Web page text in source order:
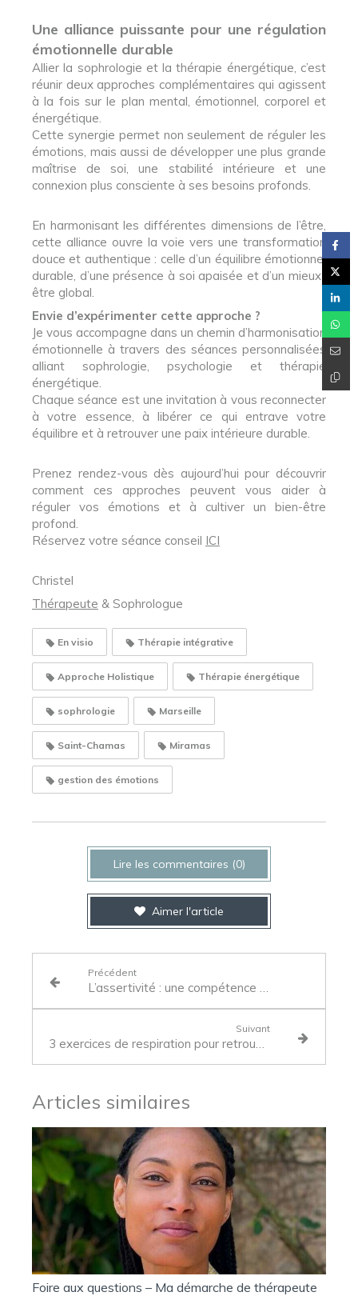
Une alliance puissante pour une régulation
émotionnelle durable
Allier la sophrologie et la thérapie énergétique, c’est
réunir deux approches complémentaires qui agissent
à la fois sur le plan mental, émotionnel, corporel et
énergétique.
Cette synergie permet non seulement de réguler les
émotions, mais aussi de développer une plus grande
maîtrise de soi, une stabilité intérieure et une
connexion plus consciente à ses besoins profonds.
En harmonisant les différentes dimensions de l’être,
cette alliance ouvre la voie vers une transformation
douce et authentique : celle d’un équilibre émotionnel
durable, d’une présence à soi apaisée et d’un mieux-
être global.
Envie d’expérimenter cette approche ?
Je vous accompagne dans un chemin d’harmonisation
émotionnelle à travers des séances personnalisées
alliant sophrologie, psychologie et thérapie
énergétique.
Chaque séance est une invitation à vous reconnecter
à votre essence, à libérer ce qui entrave votre
équilibre et à retrouver une paix intérieure durable.
Prenez rendez-vous dès aujourd’hui pour découvrir
comment ces approches peuvent vous aider à
réguler vos émotions et à cultiver un bien-être
profond.
Réservez votre séance conseil ICI
Christel
Thérapeute & Sophrologue
En visio Thérapie intégrative
Approche Holistique Thérapie énergétique
sophrologie Marseille
Saint-Chamas Miramas
gestion des émotions
Lire les commentaires (0)
Aimer l'article
Précédent
L’assertivité : une compétence clé pour votre évolution professionnelle
Suivant
3 exercices de respiration pour retrouver votre calme intérieur
Articles similaires
Foire aux questions – Ma démarche de thérapeute